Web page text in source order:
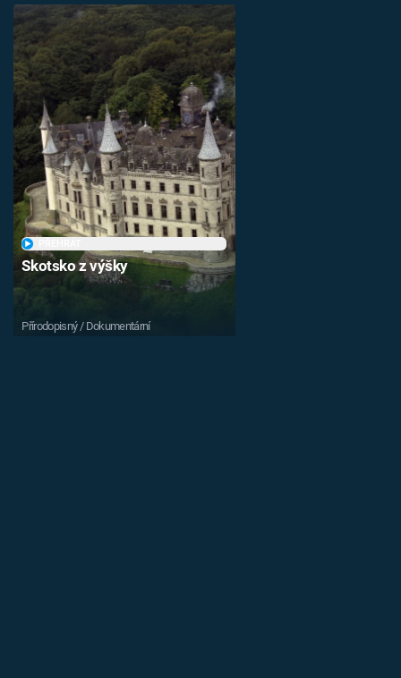
Skotsko z výšky
Přírodopisný / Dokumentární